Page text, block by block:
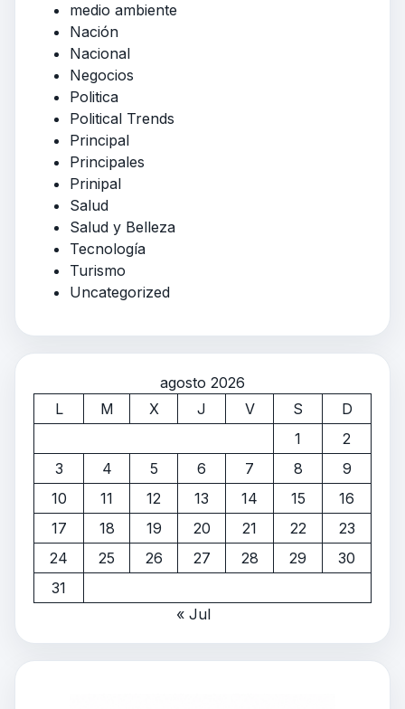
medio ambiente
Nación
Nacional
Negocios
Politica
Political Trends
Principal
Principales
Prinipal
Salud
Salud y Belleza
Tecnología
Turismo
Uncategorized
agosto 2026
L
M X J V S
D
1
2
3
4 5 6 7 8
9
10
11 12 13 14 15
16
17
18 19 20 21 22
23
24
25 26 27 28 29
30
31
« Jul